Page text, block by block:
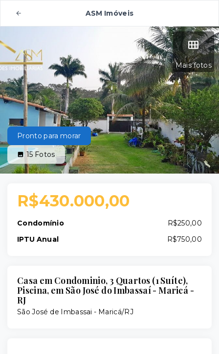
ASM Imóveis
Mais fotos
Pronto para morar
15Fotos
R$430.000,00
Condomínio
R$250,00
IPTU Anual
R$750,00
Casa em Condominio, 3 Quartos (1 Suíte),
Piscina, em São José do Imbassaí - Maricá -
RJ
São José de Imbassai - Maricá/RJ